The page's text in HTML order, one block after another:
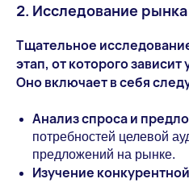
2. Исследование рынка
Тщательное
этап, от которого зависит
Оно включает в себя
Анализ спроса и
потребностей целевой
предложений на рынке.
Изучение